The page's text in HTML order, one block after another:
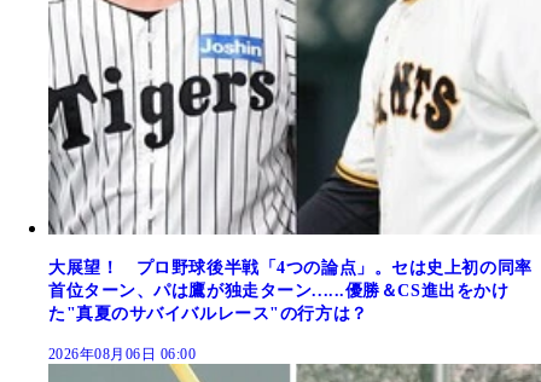
大展望！ プロ野球後半戦「4つの論点」。セは史上初の同率
首位ターン、パは鷹が独走ターン......優勝＆CS進出をかけ
た"真夏のサバイバルレース"の行方は？
2026年08月06日 06:00